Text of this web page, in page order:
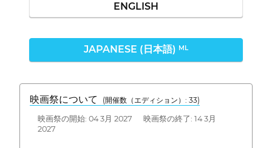
ENGLISH
JAPANESE (日本語) ML
映画祭について (開催数（エディション）: 33)
映画祭の開始: 04 3月 2027 映画祭の終了: 14 3月
2027